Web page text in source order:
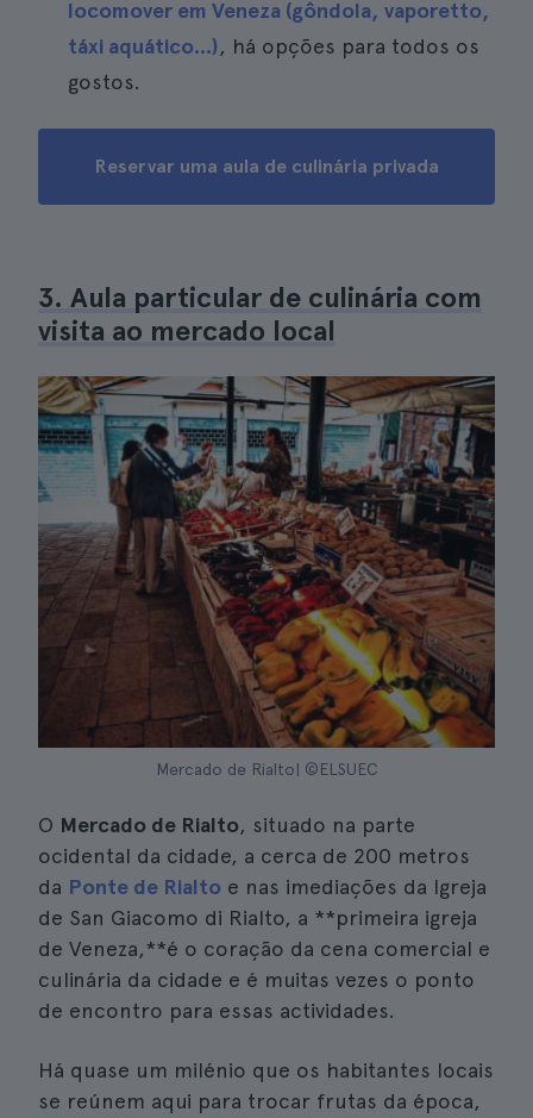
locomover em Veneza (gôndola, vaporetto,
táxi aquático...), há opções para todos os
gostos.
Reservar uma aula de culinária privada
3. Aula particular de culinária com
visita ao mercado local
Mercado de Rialto| ©ELSUEC
O Mercado de Rialto, situado na parte
ocidental da cidade, a cerca de 200 metros
da Ponte de Rialto e nas imediações da Igreja
de San Giacomo di Rialto, a **primeira igreja
de Veneza,**é o coração da cena comercial e
culinária da cidade e é muitas vezes o ponto
de encontro para essas actividades.
Há quase um milénio que os habitantes locais
se reúnem aqui para trocar frutas da época,